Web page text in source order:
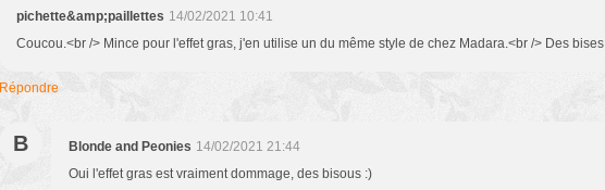
pichette&amp;paillettes 14/02/2021 10:41
Coucou.<br /> Mince pour l'effet gras, j'en utilise un du même style de chez Madara.<br /> Des bises
Répondre
B Blonde and Peonies 14/02/2021 21:44
Oui l'effet gras est vraiment dommage, des bisous :)